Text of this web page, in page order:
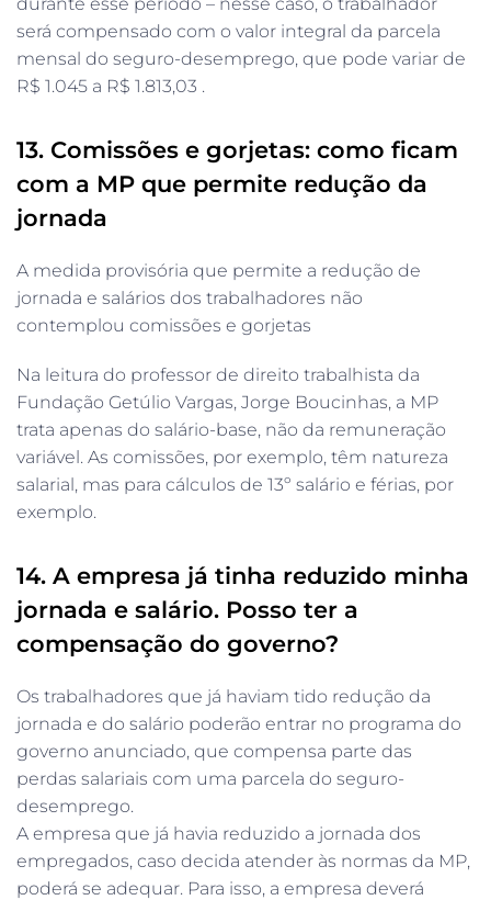
será compensado com o valor integral da parcela
mensal do seguro-desemprego, que pode variar de
R$ 1.045 a R$ 1.813,03 .
13. Comissões e gorjetas: como ficam
com a MP que permite redução da
jornada
A medida provisória que permite a redução de
jornada e salários dos trabalhadores não
contemplou comissões e gorjetas
Na leitura do professor de direito trabalhista da
Fundação Getúlio Vargas, Jorge Boucinhas, a MP
trata apenas do salário-base, não da remuneração
variável. As comissões, por exemplo, têm natureza
salarial, mas para cálculos de 13º salário e férias, por
exemplo.
14. A empresa já tinha reduzido minha
jornada e salário. Posso ter a
compensação do governo?
Os trabalhadores que já haviam tido redução da
jornada e do salário poderão entrar no programa do
governo anunciado, que compensa parte das
perdas salariais com uma parcela do seguro-
desemprego.
A empresa que já havia reduzido a jornada dos
empregados, caso decida atender às normas da MP,
poderá se adequar. Para isso, a empresa deverá